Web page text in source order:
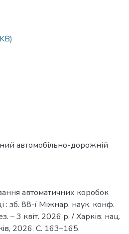
автомобільно-дорожній
автоматичних коробок
: зб. 88-ї Міжнар. наук. конф.
– 3 квіт. 2026 р. / Харків. нац.
2026. С. 163–165.